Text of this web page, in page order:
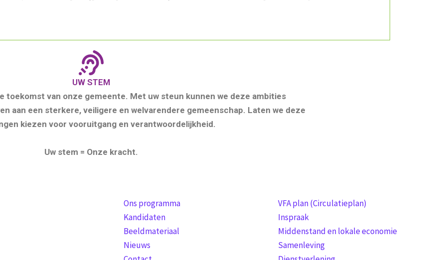
UW STEM
toekomst van onze gemeente. Met uw steun kunnen we deze ambities
aan een sterkere, veiligere en welvarendere gemeenschap. Laten we deze
kiezen voor vooruitgang en verantwoordelijkheid.
Uw stem = Onze kracht.
Ons programma
Kandidaten
Beeldmateriaal
Nieuws
VFA plan (Circulatieplan)
Inspraak
Middenstand en lokale economie
Samenleving